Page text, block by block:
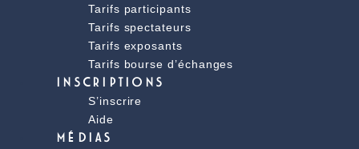
Tarifs participants
Tarifs spectateurs
Tarifs exposants
Tarifs bourse d’échanges
INSCRIPTIONS
S’inscrire
Aide
MÉDIAS